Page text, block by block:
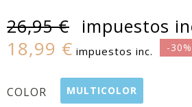
26,95 € impuestos
18,99 € impuestos inc. -30%
COLOR MULTICOLOR